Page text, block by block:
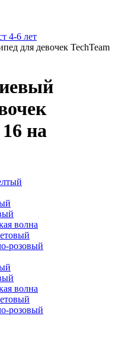
4-6 лет
для девочек TechTeam
на